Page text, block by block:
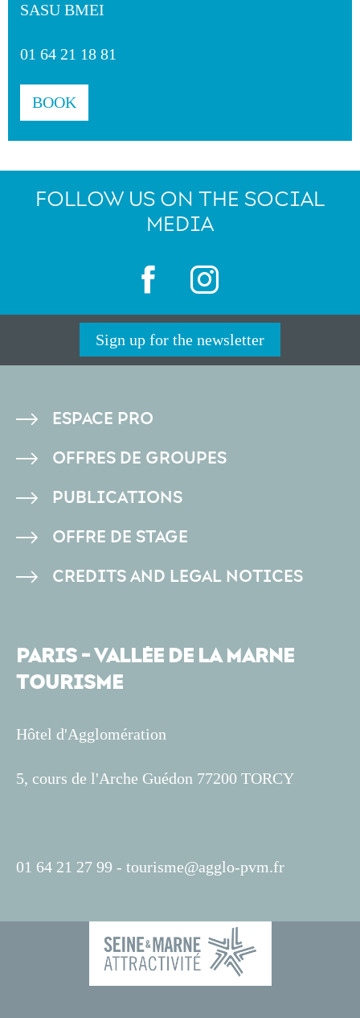
SASU BMEI
01 64 21 18 81
BOOK
FOLLOW US ON THE SOCIAL
MEDIA
Sign up for the newsletter
PIED
DE
ESPACE PRO
OFFRES DE GROUPES
PUBLICATIONS
OFFRE DE STAGE
CREDITS AND LEGAL NOTICES
PARIS - VALLÉE DE LA MARNE
TOURISME
Hôtel d'Agglomération
5, cours de l'Arche Guédon 77200 TORCY
01 64 21 27 99 - tourisme@agglo-pvm.fr